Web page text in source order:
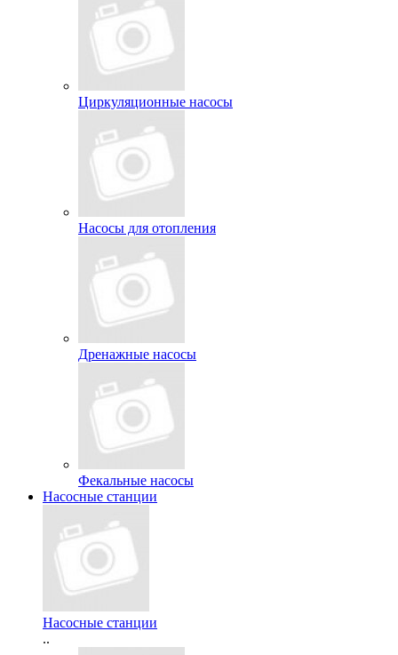
Циркуляционные насосы
Насосы для отопления
Дренажные насосы
Фекальные насосы
Насосные станции
Насосные станции
..